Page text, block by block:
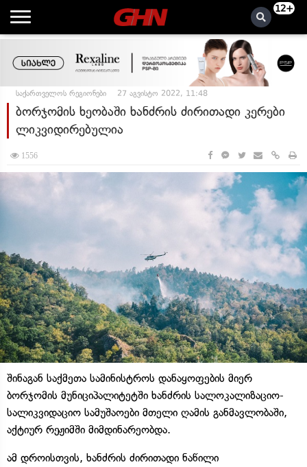
12+
საქართველოს რეგიონები 27 აგვისტო 2022, 11:48
ბორჯომის ხეობაში ხანძრის ძირითადი კერები
ლიკვიდირებულია
1556
შინაგან საქმეთა სამინისტროს დანაყოფების მიერ
ბორჯომის მუნიციპალიტეტში ხანძრის სალოკალიზაციო-
სალიკვიდაციო სამუშაოები მთელი ღამის განმავლობაში,
აქტიურ რეჟიმში მიმდინარეობდა.
ამ დროისთვის, ხანძრის ძირითადი ნაწილი